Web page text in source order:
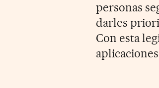
personas
darles
Con esta